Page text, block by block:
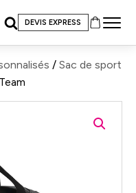
DEVIS EXPRESS
/ Sac de sport